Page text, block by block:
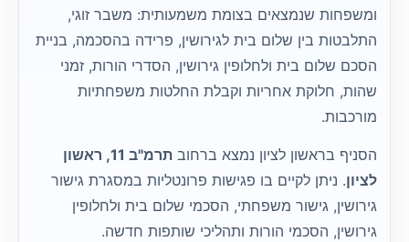
ומשפחות שנמצאים בצומת משמעותית: משבר זוגי,
התלבטות בין שלום בית לגירושין, פרידה בהסכמה, בניית
הסכם שלום בית ולחלופין גירושין, הסדרי הורות, זמני
שהות, חלוקת אחריות וקבלת החלטות משפחתיות
מורכבות.
הסניף בראשון לציון נמצא ברחוב
תרמ"ב 11, ראשון
לציון. ניתן לקיים בו פגישות פרונטליות במסגרת גישור
גירושין, גישור משפחתי, הסכמי שלום בית ולחלופין
גירושין, הסכמי הורות ותהליכי שותפות חדשה.